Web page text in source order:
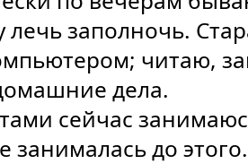
лечь заполночь.
читаю,
дела.
сейчас
занималась до этого.